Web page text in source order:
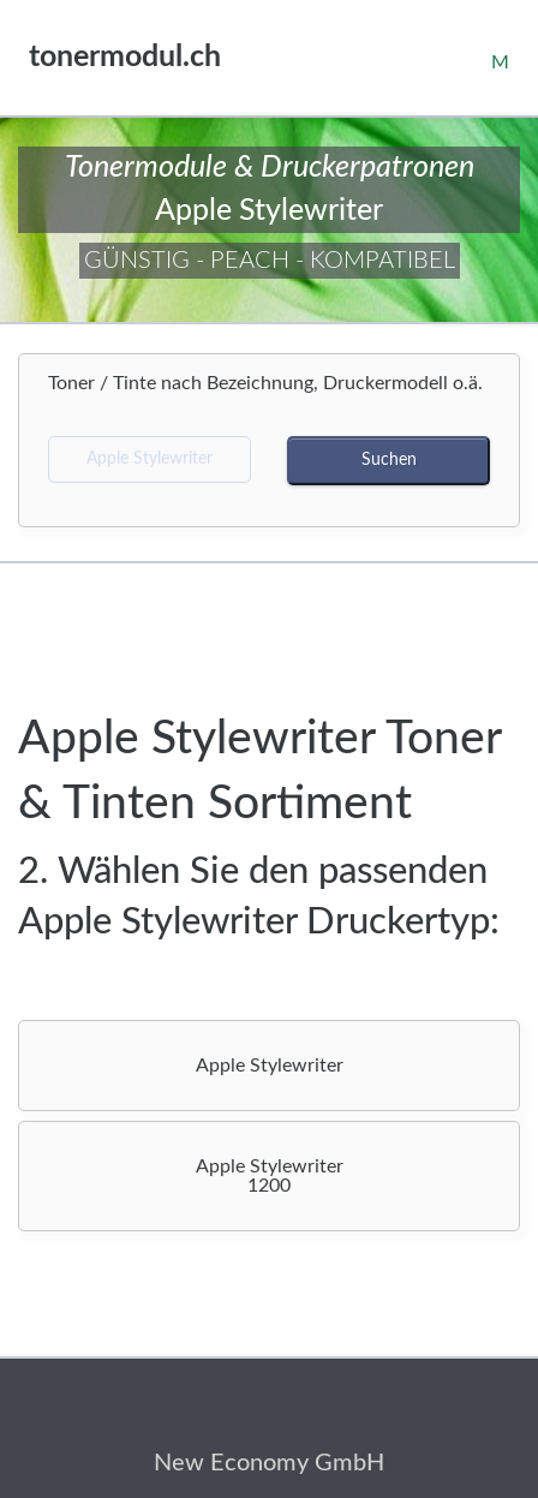
tonermodul.ch M
Tonermodule & Druckerpatronen
Apple Stylewriter
GÜNSTIG - PEACH - KOMPATIBEL
Toner / Tinte nach Bezeichnung, Druckermodell o.ä.
Apple Stylewriter Toner
& Tinten Sortiment
2. Wählen Sie den passenden
Apple Stylewriter Druckertyp:
Apple Stylewriter
Apple Stylewriter
1200
New Economy GmbH